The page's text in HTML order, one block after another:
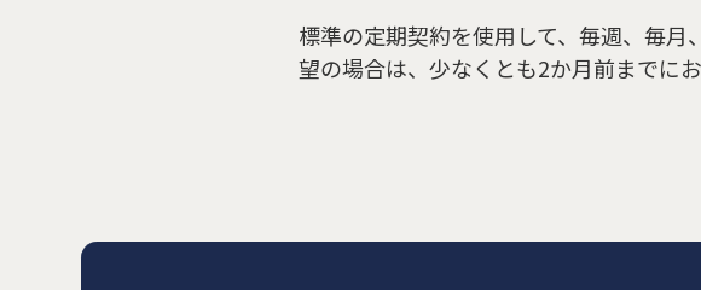
お知らせ全般新着情報キャンペーンお問い合わせ
賃貸物件
標準の定期契約を使用して、毎週、毎
望の場合は、少なくとも2か月前までに